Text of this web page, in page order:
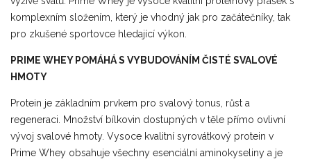
komplexním složením, který je vhodný jak pro začátečníky, tak
pro zkušené sportovce hledající výkon.
PRIME WHEY POMÁHÁ S VYBUDOVÁNÍM ČISTÉ SVALOVÉ
HMOTY
Protein je základním prvkem pro svalový tonus, růst a
regeneraci. Množství bílkovin dostupných v těle přímo ovlivní
vývoj svalové hmoty. Vysoce kvalitní syrovátkový protein v
Prime Whey obsahuje všechny esenciální aminokyseliny a je